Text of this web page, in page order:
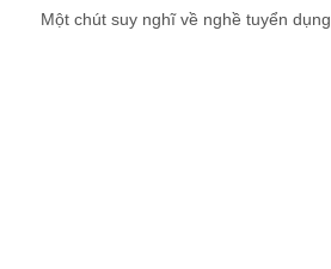
Một chút suy nghĩ về nghề tuyển dụng